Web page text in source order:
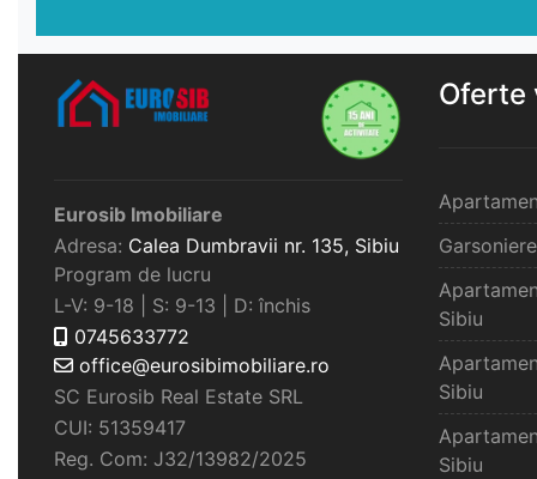
Eurosib Imobiliare
Adresa: Calea Dumbravii nr. 135, Sibiu
Program de lucru
L-V: 9-18 | S: 9-13 | D: închis
0745633772
office@eurosibimobiliare.ro
SC Eurosib Real Estate SRL
CUI: 51359417
Reg. Com: J32/13982/2025
Oferte
Sibiu
Sibiu
Sibiu